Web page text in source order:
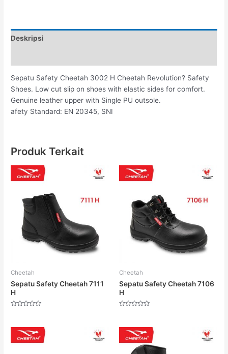
Deskripsi
Sepatu Safety Cheetah 3002 H Cheetah Revolution? Safety
Shoes. Low cut slip on shoes with elastic sides for comfort.
Genuine leather upper with Single PU outsole.
afety Standard: EN 20345, SNI
Produk Terkait
Cheetah
Sepatu Safety Cheetah 7111
H
5
Cheetah
Sepatu Safety Cheetah 7106
H
5